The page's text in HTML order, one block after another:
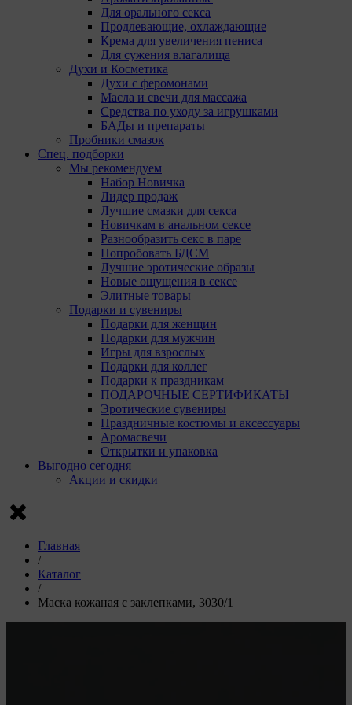
Для орального секса
Продлевающие, охлаждающие
Крема для увеличения пениса
Для сужения влагалища
Духи и Косметика
Духи с феромонами
Масла и свечи для массажа
Средства по уходу за игрушками
БАДы и препараты
Пробники смазок
Спец. подборки
Мы рекомендуем
Набор Новичка
Лидер продаж
Лучшие смазки для секса
Новичкам в анальном сексе
Разнообразить секс в паре
Попробовать БДСМ
Лучшие эротические образы
Новые ощущения в сексе
Элитные товары
Подарки и сувениры
Подарки для женщин
Подарки для мужчин
Игры для взрослых
Подарки для коллег
Подарки к праздникам
ПОДАРОЧНЫЕ СЕРТИФИКАТЫ
Эротические сувениры
Праздничные костюмы и аксессуары
Аромасвечи
Открытки и упаковка
Выгодно сегодня
Акции и скидки
Главная
/
Каталог
/
Маска кожаная с заклепками, 3030/1